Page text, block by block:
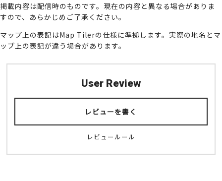
掲載内容は配信時のものです。現在の内容と異なる場合がありま
すので、あらかじめご了承ください。
マップ上の表記はMap Tilerの仕様に準拠します。実際の地名とマ
ップ上の表記が違う場合があります。
User Review
レビューを書く
レビュールール